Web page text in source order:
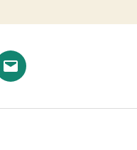
Correo